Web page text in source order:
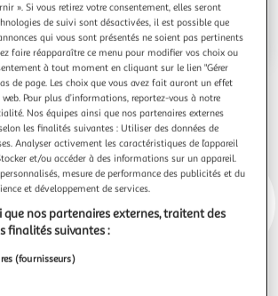
». Si vous retirez votre consentement, elles seront
de suivi sont désactivées, il est possible que
qui vous sont présentés ne soient pas pertinents
faire réapparaître ce menu pour modifier vos choix ou
à tout moment en cliquant sur le lien "Gérer
de page. Les choix que vous avez fait auront un effet
Pour plus d’informations, reportez-vous à notre
Nos équipes ainsi que nos partenaires externes
les finalités suivantes : Utiliser des données de
Analyser activement les caractéristiques de l’appareil
et/ou accéder à des informations sur un appareil.
mesure de performance des publicités et du
et développement de services.
que nos partenaires externes, traitent des
finalités suivantes :
(fournisseurs)